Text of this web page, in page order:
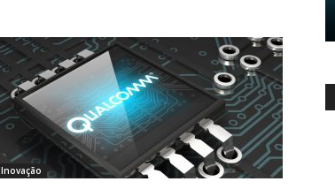
Inovação